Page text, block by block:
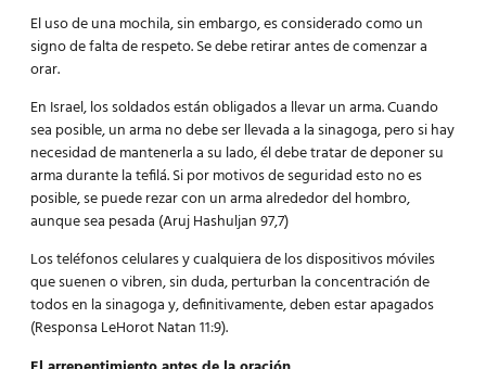
El uso de una mochila, sin embargo, es considerado como un
signo de falta de respeto. Se debe retirar antes de comenzar a
orar.
En Israel, los soldados están obligados a llevar un arma. Cuando
sea posible, un arma no debe ser llevada a la sinagoga, pero si hay
necesidad de mantenerla a su lado, él debe tratar de deponer su
arma durante la tefilá. Si por motivos de seguridad esto no es
posible, se puede rezar con un arma alrededor del hombro,
aunque sea pesada (Aruj Hashuljan 97,7)
Los teléfonos celulares y cualquiera de los dispositivos móviles
que suenen o vibren, sin duda, perturban la concentración de
todos en la sinagoga y, definitivamente, deben estar apagados
(Responsa LeHorot Natan 11:9).